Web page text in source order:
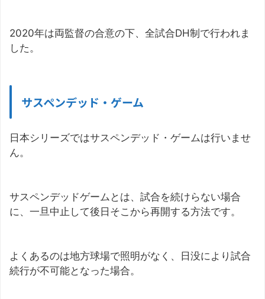
2020年は両監督の合意の下、全試合DH制で行われま
した。
サスペンデッド・ゲーム
日本シリーズではサスペンデッド・ゲームは行いませ
ん。
サスペンデッドゲームとは、試合を続けらない場合
に、一旦中止して後日そこから再開する方法です。
よくあるのは地方球場で照明がなく、日没により試合
続行が不可能となった場合。